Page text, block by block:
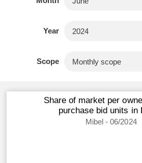
Year
Scope
Share of market per
purchase bid units in
Mibel - 06/2024